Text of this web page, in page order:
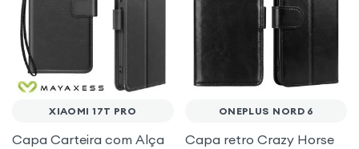
XIAOMI 17T PRO
Capa Carteira com Alça
ONEPLUS NORD 6
Capa retro Crazy Horse